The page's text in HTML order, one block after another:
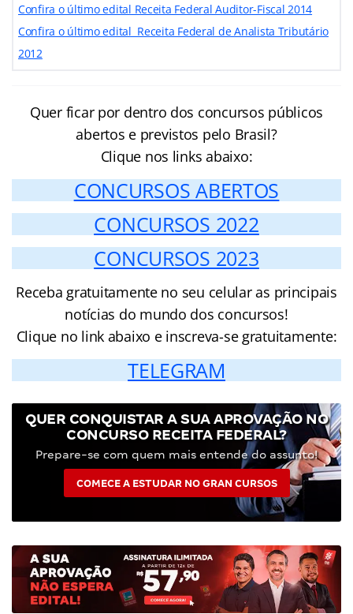
Confira o último edital Receita Federal Auditor-Fiscal 2014
Confira o último edital Receita Federal de Analista Tributário
2012
Quer ficar por dentro dos concursos públicos
abertos e previstos pelo Brasil?
Clique nos links abaixo:
CONCURSOS ABERTOS
CONCURSOS 2022
CONCURSOS 2023
Receba gratuitamente no seu celular as principais
notícias do mundo dos concursos!
Clique no link abaixo e inscreva-se gratuitamente:
TELEGRAM
QUER CONQUISTAR A SUA APROVAÇÃO NO
CONCURSO RECEITA FEDERAL?
Prepare-se com quem mais entende do assunto!
COMECE A ESTUDAR NO GRAN CURSOS